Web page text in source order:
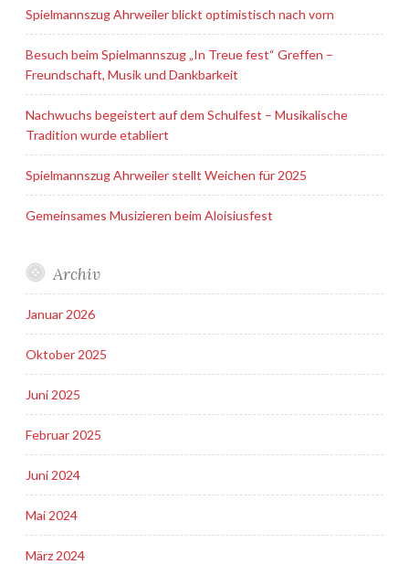
Spielmannszug Ahrweiler blickt optimistisch nach vorn
Besuch beim Spielmannszug „In Treue fest“ Greffen –
Freundschaft, Musik und Dankbarkeit
Nachwuchs begeistert auf dem Schulfest – Musikalische
Tradition wurde etabliert
Spielmannszug Ahrweiler stellt Weichen für 2025
Gemeinsames Musizieren beim Aloisiusfest
Archiv
Januar 2026
Oktober 2025
Juni 2025
Februar 2025
Juni 2024
Mai 2024
März 2024